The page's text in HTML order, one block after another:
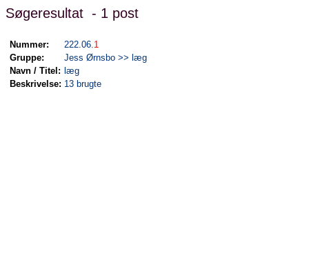
Søgeresultat - 1 post
Nummer: 222.06.1
Gruppe:
Jess Ørnsbo >> læg
Navn / Titel: læg
Beskrivelse: 13 brugte